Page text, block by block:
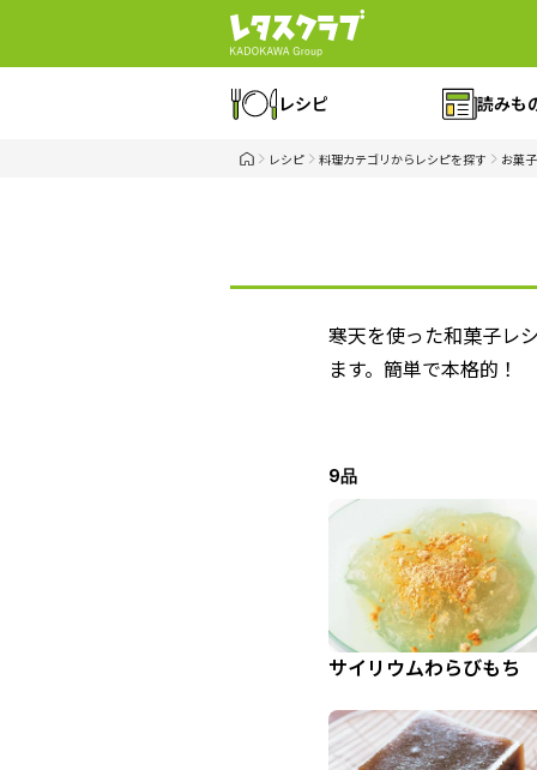
レシピ 読みも
レシピ 料理カテゴリからレシピを探す お菓
寒天を使った和菓子レ
ます。簡単で本格的！
9品
サイリウムわらびもち